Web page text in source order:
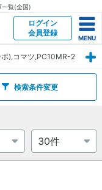
一覧(全国)
ログイン
会員登録
),コマツ,PC10MR-2
検索条件変更